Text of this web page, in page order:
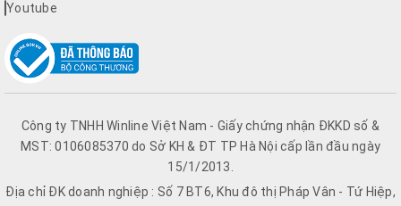
Youtube
Công ty TNHH Winline Việt Nam - Giấy chứng nhận ĐKKD số &
MST: 0106085370 do Sở KH & ĐT TP Hà Nội cấp lần đầu ngày
15/1/2013.
Địa chỉ ĐK doanh nghiệp : Số 7 BT6, Khu đô thị Pháp Vân - Tứ Hiệp,